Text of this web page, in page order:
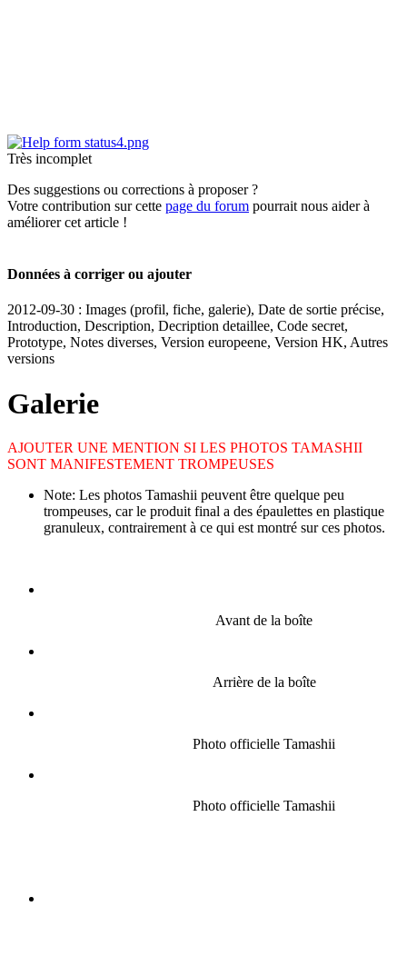
Très incomplet
Des suggestions ou corrections à proposer ?
Votre contribution sur cette page du forum pourrait nous aider à
améliorer cet article !
Données à corriger ou ajouter
2012-09-30 : Images (profil, fiche, galerie), Date de sortie précise,
Introduction, Description, Decription detaillee, Code secret,
Prototype, Notes diverses, Version europeene, Version HK, Autres
versions
Galerie
AJOUTER UNE MENTION SI LES PHOTOS TAMASHII
SONT MANIFESTEMENT TROMPEUSES
Note: Les photos Tamashii peuvent être quelque peu
trompeuses, car le produit final a des épaulettes en plastique
granuleux, contrairement à ce qui est montré sur ces photos.
Avant de la boîte
Arrière de la boîte
Photo officielle Tamashii
Photo officielle Tamashii